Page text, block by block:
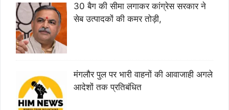
30 बैग की सीमा लगाकर कांग्रेस सरकार ने
सेब उत्पादकों की कमर तोड़ी,
मंगलौर पुल पर भारी वाहनों की आवाजाही अगले
आदेशों तक प्रतिबंधित